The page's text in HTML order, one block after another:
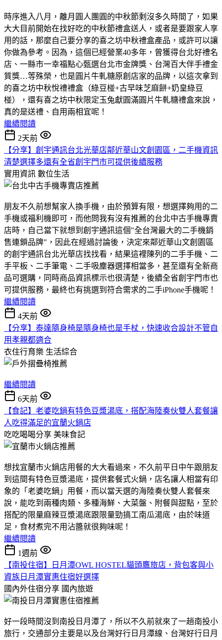
時序進入八月，離月圓人團圓的中秋節剩沒多久時間了，如果
大大目前開始在找好吃的中秋節禮盒送人，或者是要跟家人享
用的話，那麼自己要分享的喜之坊中秋禮盒產品，或許可以讓
你做為參考。因為，這個已經營業40多年，曾獲得台北好禮名
店、一縣市一幸福點心甄選台北市金牌獎、台灣百大伴手禮金
質獎…等殊榮，也是圓片牛軋糖原創店家的品牌，以這次拿到
的喜之坊中秋悅禮禮盒（綠豆椪+古早味芝麻餅+奶皇綠豆
椪），還有喜之坊中秋限定玉兔獻圓滿圓片牛軋糖禮盒來說，
真的是送禮、自用兩相宜呢！
繼續閱讀
2天前
【分享】創宇通訊台北光華店鄰近華山文創園區，二手機資訊
清楚選擇多還有全省創宇門市可提供後續服務
實用資訊 數位生活
朋友不久前想幫家人換手機，由於預算有限，想選擇夠用的二
手機或福利機即可，而他問我有沒有推薦的台北中古手機專賣
店時，自己當下就想到創宇通訊這個"全台灣最大的二手機銷
售連鎖品牌"，因此在經過討論後，決定來鄰近華山文創園區
的創宇通訊台北光華店找找看，結果這裡陳列的二手手機、二
手平板、二手筆電、二手吸塵器選擇相當多，甚至還有全新商
品可選購，同時商品資訊標示也很清楚，後續全省創宇門市也
可提供服務，最終也有挑選到符合需求的二手iPhone手機呢！
繼續閱讀
4天前
【分享】泰達隨身椅是隨身椅也是手杖，快速收合設計不管自
用孝親都適合
衣住行育樂 生活綜合
繼續閱讀
6天前
【食記】老婆吃鍋有特色豆漿湯底，搭配海陸奏伙雙人套餐讓
人吃得滿足的宜蘭火鍋店
吃吃喝喝分享 美味食記
想找宜蘭市火鍋店用餐的大大看過來，不久前平日中午跟朋友
到這間有特色豆漿湯底，提供套餐式火鍋，店名讓人相當有印
象的「老婆吃鍋」用餐，而以當天選的海陸奏伙雙人套餐來
說，能吃到兩種肉類、多種海鮮、大菜盤、附餐與甜點，至於
搭配的限量麻辣豆漿湯底跟限量勁搞工南瓜湯底，由於味道
足，食材煮完不用沾醬就很夠味呢！
繼續閱讀
1週前
【南投住宿】日月潭OWL HOSTEL貓頭鷹旅店，背包客與小
資族日月潭實惠住宿好選擇
國內外住宿分享 國內旅遊
好一段時間沒到南投日月潭了，所以不久前就來了一趟南投小
旅行，交通部分主要是以及台灣好行日月潭線、台灣好行日月